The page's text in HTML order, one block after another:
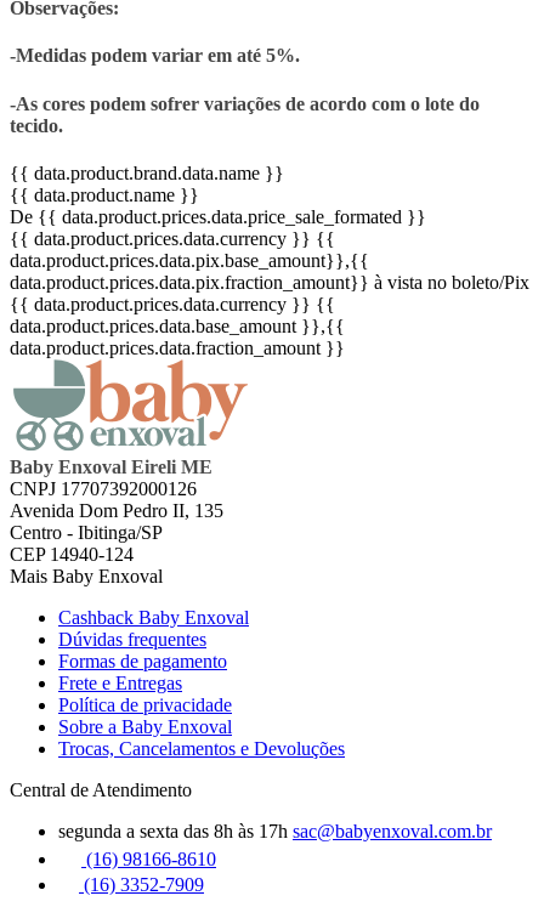
Observações:
-Medidas podem variar em até 5%.
-As cores podem sofrer variações de acordo com o lote do
tecido.
{{ data.product.brand.data.name }}
{{ data.product.name }}
De {{ data.product.prices.data.price_sale_formated }}
{{ data.product.prices.data.currency }} {{
data.product.prices.data.pix.base_amount}},{{
data.product.prices.data.pix.fraction_amount}} à vista no boleto/Pix
{{ data.product.prices.data.currency }} {{
data.product.prices.data.base_amount }},{{
data.product.prices.data.fraction_amount }}
Baby Enxoval Eireli ME
CNPJ 17707392000126
Avenida Dom Pedro II, 135
Centro - Ibitinga/SP
CEP 14940-124
Mais Baby Enxoval
Cashback Baby Enxoval
Dúvidas frequentes
Formas de pagamento
Frete e Entregas
Política de privacidade
Sobre a Baby Enxoval
Trocas, Cancelamentos e Devoluções
Central de Atendimento
segunda a sexta das 8h às 17h sac@babyenxoval.com.br
(16) 98166-8610
(16) 3352-7909